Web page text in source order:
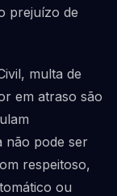
prejuízo de
multa de
em atraso são
não pode ser
respeitoso,
ou